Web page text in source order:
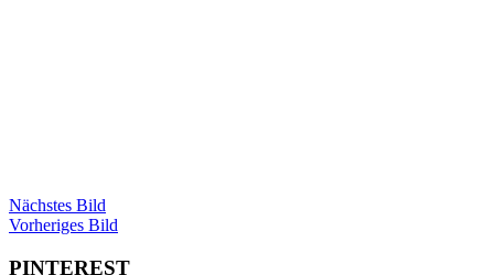
Nächstes Bild
Vorheriges Bild
PINTEREST